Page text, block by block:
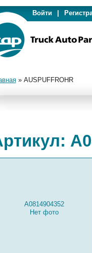
Войти
» AUSPUFFROHR
A0814904352
Нет фото